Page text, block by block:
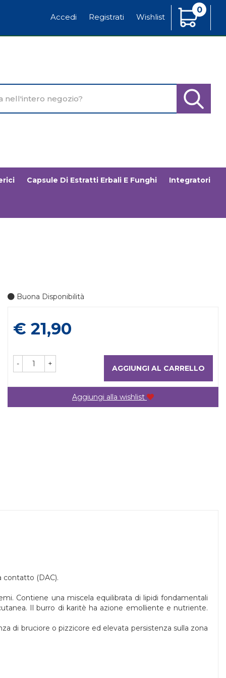
Accedi Registrati Wishlist
0
Articoli
Inseriti
Cerca
Capsule Di Estratti Erbali E Funghi Integratori
Buona Disponibilità
Prezzo
€ 21,90
- + AGGIUNGI AL CARRELLO
Aggiungi alla wishlist
contatto (DAC).
Contiene una miscela equilibrata di lipidi fondamentali
Il burro di karitè ha azione emolliente e nutriente.
di bruciore o pizzicore ed elevata persistenza sulla zona